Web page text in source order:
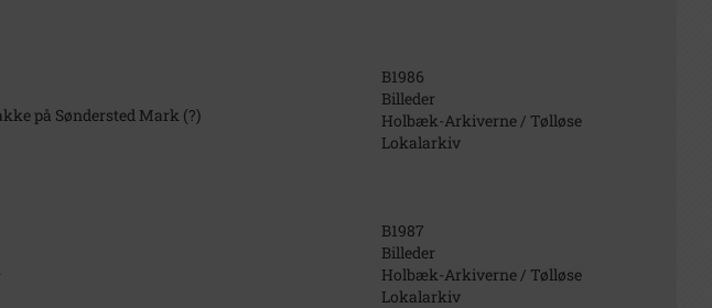
på Søndersted Mark (?)
B1986
Billeder
Holbæk-Arkiverne / Tølløse
Lokalarkiv
B1987
Billeder
Holbæk-Arkiverne / Tølløse
Lokalarkiv